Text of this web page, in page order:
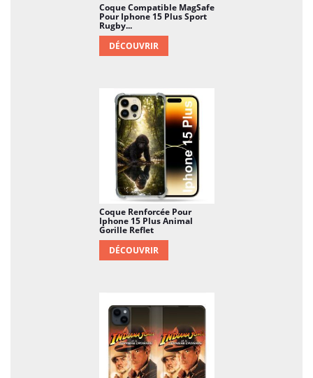
Coque Compatible MagSafe
Pour Iphone 15 Plus Sport
Rugby...
DÉCOUVRIR
Coque Renforcée Pour
Iphone 15 Plus Animal
Gorille Reflet
DÉCOUVRIR